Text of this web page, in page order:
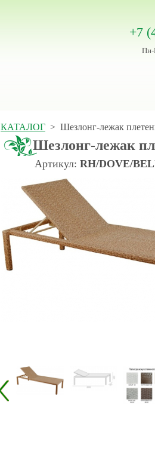
+7
Пн-
КАТАЛОГ > Шезлонг-лежак
Шезлонг-лежак
Артикул: RH/DOVE/